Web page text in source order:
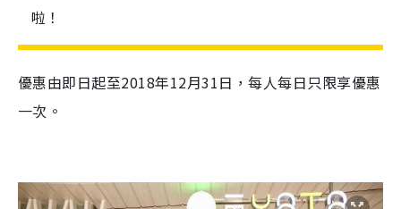
啦！
優惠由即日起至2018年12月31日 ，每人每日只限享優惠
一次 。